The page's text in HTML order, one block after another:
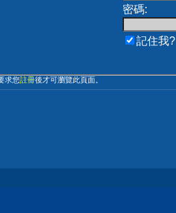
密碼:
記住我?
求您註冊後才可瀏覽此頁面。